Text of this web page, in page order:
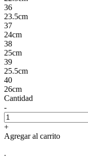
36
23.5cm
37
24cm
38
25cm
39
25.5cm
40
26cm
Cantidad
-
+
Agregar al carrito
.